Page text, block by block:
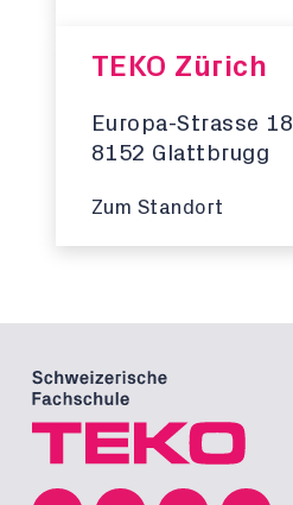
TEKO Zürich
Europa-Strasse 18
8152 Glattbrugg
Zum Standort